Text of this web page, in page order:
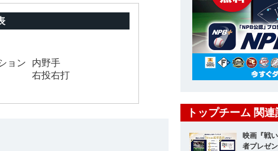
ョン
内野手
右投右打
トップチーム 関
映画『戦
者プレゼ